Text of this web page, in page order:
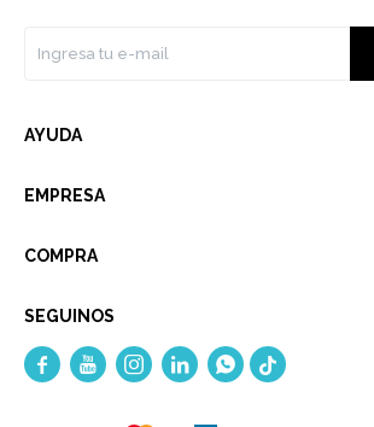
AYUDA
EMPRESA
COMPRA
SEGUINOS
    